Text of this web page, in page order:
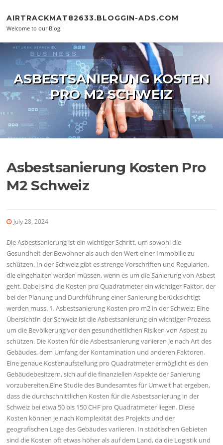
AIRTRACKMAT82633.BLOGGIN-ADS.COM
Welcome to our Blog!
ASBESTSANIERUNG KOSTEN
PRO M2 SCHWEIZ
Asbestsanierung Kosten Pro
M2 Schweiz
July 28, 2024
Die Asbestsanierung ist ein wichtiger Schritt, um sowohl die
Gesundheit der Bewohner als auch den Wert einer Immobilie zu
schützen. In der Schweiz gibt es strenge Vorschriften und Regularien,
die eingehalten werden müssen, wenn es um die Sanierung von Asbest
geht. Dabei sind die Kosten pro Quadratmeter ein wichtiger Faktor, der
bei der Planung und Durchführung einer Sanierung berücksichtigt
werden muss. 1. Asbestsanierung Kosten pro m2 in der Schweiz: Eine
ÜbersichtIn der Schweiz ist die Asbestsanierung ein wichtiger Prozess,
um die Bevölkerung vor den gesundheitlichen Risiken von Asbest zu
schützen. Die Kosten für die Asbestsanierung variieren je nach Art des
Gebäudes, dem Umfang der Kontamination und anderen Faktoren.
Eine genaue Kostenaufstellung pro Quadratmeter ermöglicht es den
Gebäudebesitzern, sich auf die finanziellen Aspekte der Sanierung
vorzubereiten.Eine Studie des Bundesamtes für Umwelt hat ergeben,
dass die durchschnittlichen Kosten für die Asbestsanierung in der
Schweiz bei etwa 50 bis 150 CHF pro Quadratmeter liegen. Diese
Kosten können je nach Komplexität des Projekts und der
geografischen Lage des Gebäudes variieren. In städtischen Gebieten
sind die Kosten oft etwas höher als auf dem Land, da die Logistik und